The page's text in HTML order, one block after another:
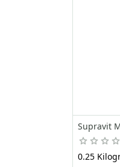
Supravit
0.25